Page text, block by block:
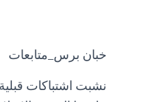
خبان برس_متابعات
نشبت اشتباكات